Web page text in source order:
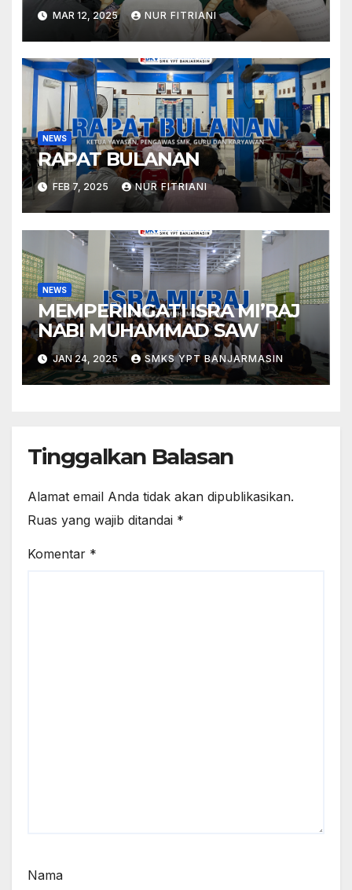
MAR 12, 2025 NUR FITRIANI
NEWS
RAPAT BULANAN
FEB 7, 2025 NUR FITRIANI
NEWS
MEMPERINGATI ISRA MI’RAJ
NABI MUHAMMAD SAW
JAN 24, 2025 SMKS YPT BANJARMASIN
Tinggalkan Balasan
Alamat email Anda tidak akan dipublikasikan.
Ruas yang wajib ditandai *
Komentar *
Nama